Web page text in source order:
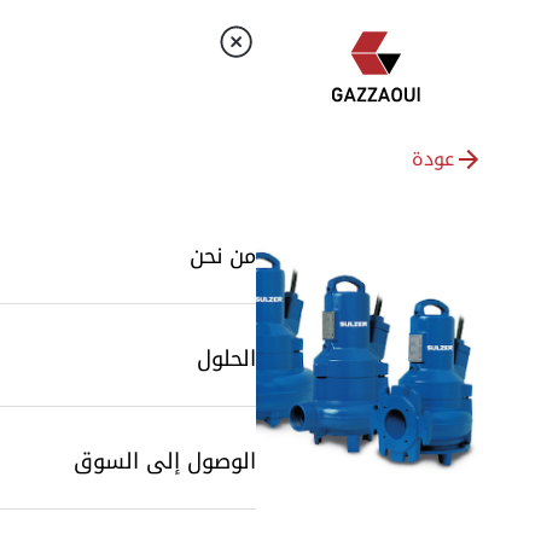
من نحن
الحلول
الوصول إلى السوق
عودة